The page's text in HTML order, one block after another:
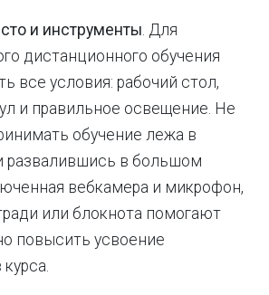
и инструменты. Для
дистанционного обучения
все условия: рабочий стол,
и правильное освещение. Не
обучение лежа в
развалившись в большом
вебкамера и микрофон,
или блокнота помогают
повысить усвоение